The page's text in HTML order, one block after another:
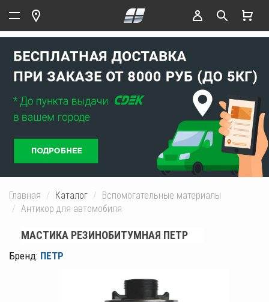
Главная Каталог
Вспомогательные материалы
Антикор для автомобиля
МАСТИКА РЕЗИНОБИТУМНАЯ ПЕТР
Бренд: ПЕТР